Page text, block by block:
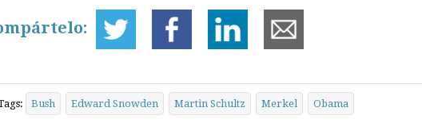
Bush Edward Snowden Martin Schultz Merkel Obama